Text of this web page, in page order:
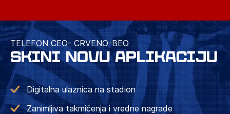
TELEFON CEO- CRVENO-BEO
SKINI NOVU APLIKACIJU
Digitalna ulaznica na stadion
Zanimljiva takmičenja i vredne nagrade